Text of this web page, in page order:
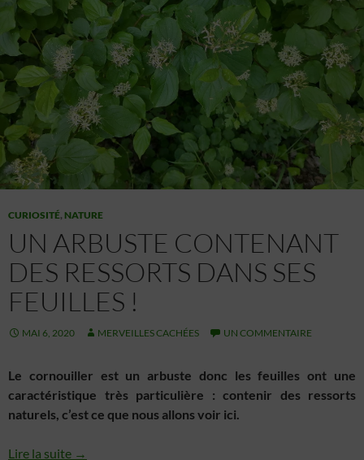
CURIOSITÉ, NATURE
UN ARBUSTE CONTENANT
DES RESSORTS DANS SES
FEUILLES !
MAI 6, 2020 MERVEILLES CACHÉES UN COMMENTAIRE
Le cornouiller est un arbuste donc les feuilles ont une
caractéristique très particulière : contenir des ressorts
naturels, c’est ce que nous allons voir ici.
Lire la suite →